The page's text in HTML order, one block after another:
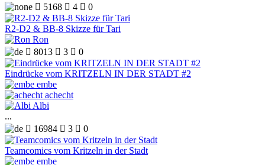
 5168  4  0
R2-D2 & BB-8 Skizze für Tari
Ron
 8013  3  0
Eindrücke vom KRITZELN IN DER STADT #2
embe
achecht
Albi
...
 16984  3  0
Teamcomics vom Kritzeln in der Stadt
embe